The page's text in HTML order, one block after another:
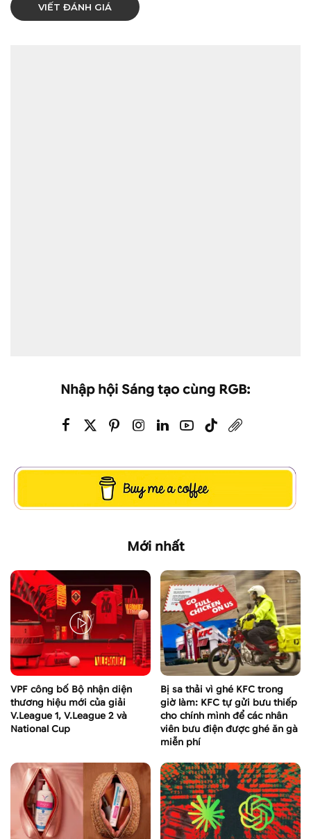
Nhập hội Sáng tạo cùng RGB:
Mới nhất
VPF công bố Bộ nhận diện
thương hiệu mới của giải
V.League 1, V.League 2 và
National Cup
Bị sa thải vì ghé KFC trong
giờ làm: KFC tự gửi bưu thiếp
cho chính mình để các nhân
viên bưu điện được ghé ăn gà
miễn phí